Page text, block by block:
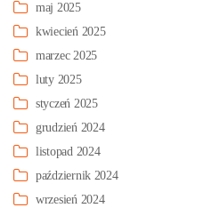
maj 2025
kwiecień 2025
marzec 2025
luty 2025
styczeń 2025
grudzień 2024
listopad 2024
październik 2024
wrzesień 2024